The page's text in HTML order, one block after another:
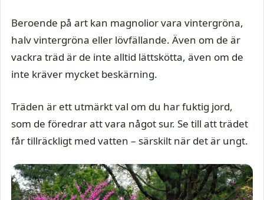
Beroende på art kan magnolior vara vintergröna,
halv vintergröna eller lövfällande. Även om de är
vackra träd är de inte alltid lättskötta, även om de
inte kräver mycket beskärning.
Träden är ett utmärkt val om du har fuktig jord,
som de föredrar att vara något sur. Se till att trädet
får tillräckligt med vatten – särskilt när det är ungt.